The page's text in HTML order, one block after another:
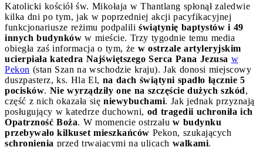
Katolicki kościół św. Mikołaja w Thantlang spłonął zaledwie
kilka dni po tym, jak w poprzedniej akcji pacyfikacyjnej
funkcjonariusze reżimu podpalili świątynię baptystów i 49
innych budynków w mieście. Trzy tygodnie temu media
obiegła zaś informacja o tym, że w ostrzale artyleryjskim
ucierpiała katedra Najświętszego Serca Pana Jezusa w
Pekon (stan Szan na wschodzie kraju). Jak donosi miejscowy
duszpasterz, ks. Hla El, na dach świątyni spadło łącznie 5
pocisków. Nie wyrządziły one na szczęście dużych szkód,
część z nich okazała się niewybuchami. Jak jednak przyznają
posługujący w katedrze duchowni, od tragedii uchroniła ich
Opatrzność Boża. W momencie ostrzału w budynku
przebywało kilkuset mieszkańców Pekon, szukających
schronienia przed trwającymi na ulicach walkami.